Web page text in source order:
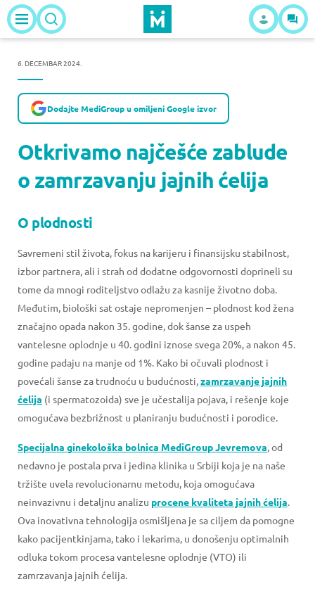
6. DECEMBAR 2024.
Dodajte MediGroup u omiljeni Google izvor
Otkrivamo najčešće zablude
o zamrzavanju jajnih ćelija
O plodnosti
Savremeni stil života, fokus na karijeru i finansijsku stabilnost,
izbor partnera, ali i strah od dodatne odgovornosti doprineli su
tome da mnogi roditeljstvo odlažu za kasnije životno doba.
Međutim, biološki sat ostaje nepromenjen – plodnost kod žena
značajno opada nakon 35. godine, dok šanse za uspeh
vantelesne oplodnje u 40. godini iznose svega 20%, a nakon 45.
godine padaju na manje od 1%. Kako bi očuvali plodnost i
povećali šanse za trudnoću u budućnosti,zamrzavanje jajnih
ćelija (i spermatozoida) sve je učestalija pojava, i rešenje koje
omogućava bezbrižnost u planiranju budućnosti i porodice.
Specijalna ginekološka bolnica MediGroup Jevremova, od
nedavno je postala prva i jedina klinika u Srbiji koja je na naše
tržište uvela revolucionarnu metodu, koja omogućava
neinvazivnu i detaljnu analizu procene kvaliteta jajnih ćelija.
Ova inovativna tehnologija osmišljena je sa ciljem da pomogne
kako pacijentkinjama, tako i lekarima, u donošenju optimalnih
odluka tokom procesa vantelesne oplodnje (VTO) ili
zamrzavanja jajnih ćelija.